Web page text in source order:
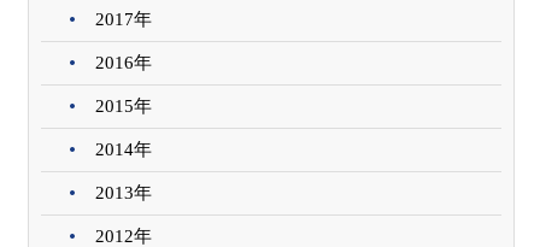
2017年
2016年
2015年
2014年
2013年
2012年